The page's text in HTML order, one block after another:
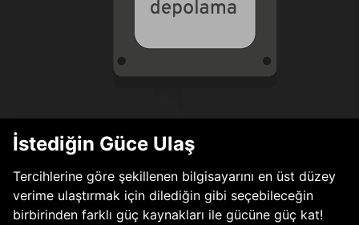
İstediğin Güce Ulaş
Tercihlerine göre şekillenen bilgisayarını en üst düzey
verime ulaştırmak için dilediğin gibi seçebileceğin
birbirinden farklı güç kaynakları ile gücüne güç kat!